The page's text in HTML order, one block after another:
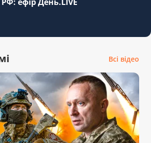
ефір День.LIVE
Всі відео